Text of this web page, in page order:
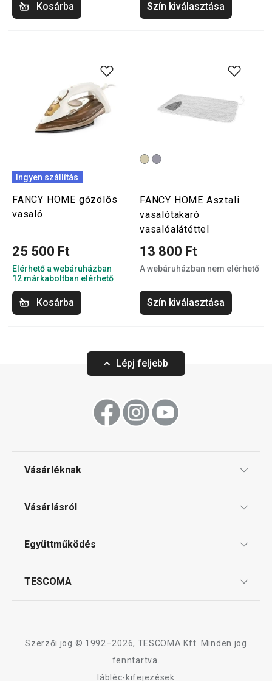
Kosárba Szín kiválasztása
Ingyen szállítás
FANCY HOME gőzölős
vasaló
25 500 Ft
Elérhető a webáruházban
12 márkaboltban elérhető
Kosárba
FANCY HOME Asztali
vasalótakaró
vasalóalátéttel
13 800 Ft
A webáruházban nem elérhető
Szín kiválasztása
Lépj feljebb
Vásárléknak
Gyakori kérdések
Vásárlásról
Reklamáció és termékvisszaküldés
Együttműködés
TESCOMA
Szerzői jog © 1992–2026, TESCOMA Kft. Minden jog
fenntartva.
lábléc-kifejezések